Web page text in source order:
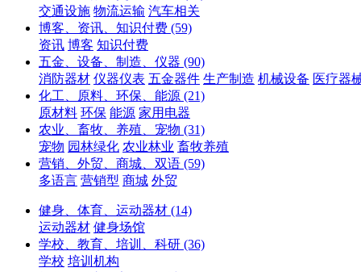
交通设施 物流运输 汽车相关
博客、资讯、知识付费 (59)
资讯 博客 知识付费
五金、设备、制造、仪器 (90)
消防器材 仪器仪表 五金器件 生产制造 机械设备 医疗器
化工、原料、环保、能源 (21)
原材料 环保 能源 家用电器
农业、畜牧、养殖、宠物 (31)
宠物 园林绿化 农业林业 畜牧养殖
营销、外贸、商城、双语 (59)
多语言 营销型 商城 外贸
健身、体育、运动器材 (14)
运动器材 健身场馆
学校、教育、培训、科研 (36)
学校 培训机构